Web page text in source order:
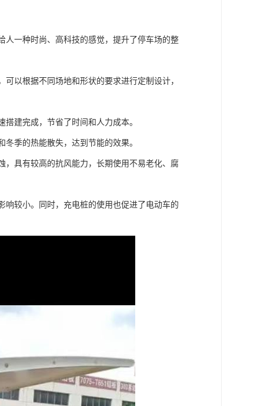
人一种时尚、高科技的感觉，提升了停车场的整
以根据不同场地和形状的要求进行定制设计，
建完成，节省了时间和人力成本。
季的热能散失，达到节能的效果。
，具有较高的抗风能力，长期使用不易老化、腐
响较小。同时，充电桩的使用也促进了电动车的